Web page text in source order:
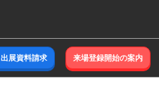
出展資料請求 来場登録開始の案内